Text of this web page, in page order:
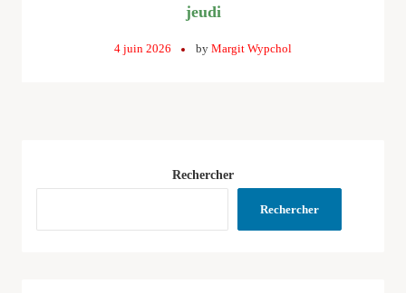
jeudi
4 juin 2026 by Margit Wypchol
Rechercher
Rechercher